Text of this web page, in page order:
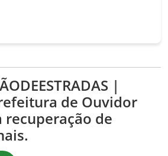
|
de Ouvidor
de